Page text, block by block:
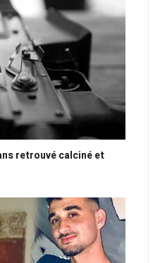
retrouvé calciné et